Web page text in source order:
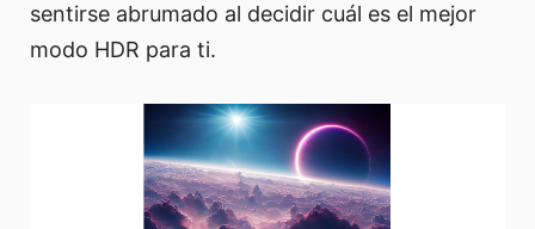
sentirse abrumado al decidir cuál es el mejor
modo HDR para ti.